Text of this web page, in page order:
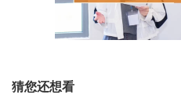
猜您还想看